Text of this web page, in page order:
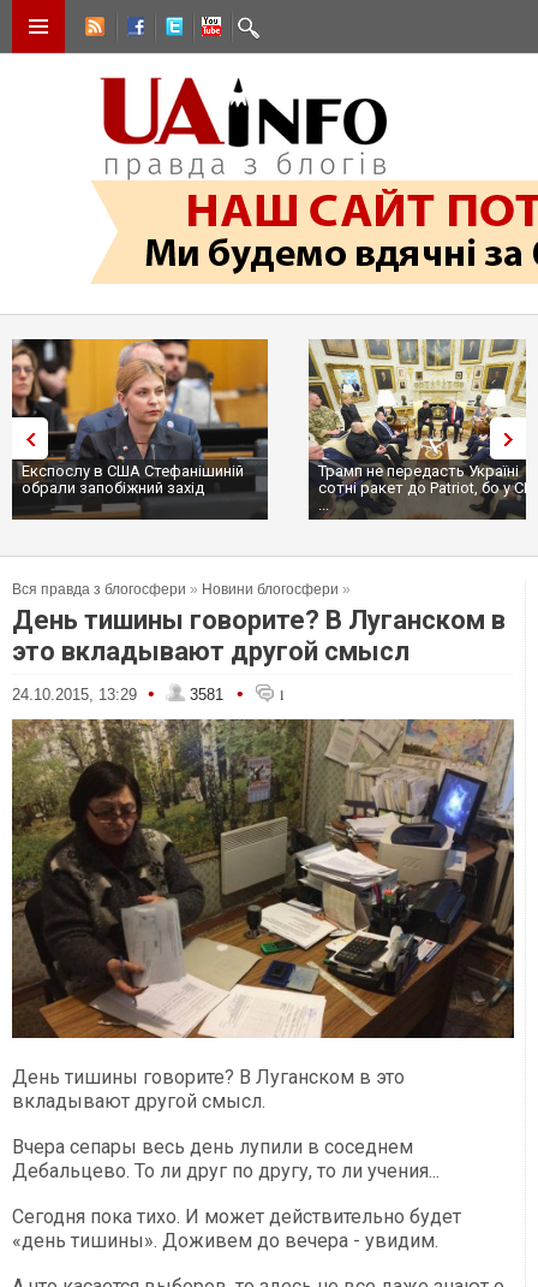
Експослу в США Стефанішиній
обрали запобіжний захід
Трамп не передасть Україні
сотні ракет до Patriot, бо у
...
Вся правда з блогосфери » Новини блогосфери »
День тишины говорите? В Луганском в
это вкладывают другой смысл
24.10.2015, 13:29 • 3581 • 1
День тишины говорите? В Луганском в это
вкладывают другой смысл.
Вчера сепары весь день лупили в соседнем
Дебальцево. То ли друг по другу, то ли учения...
Сегодня пока тихо. И может действительно будет
«день тишины». Доживем до вечера - увидим.